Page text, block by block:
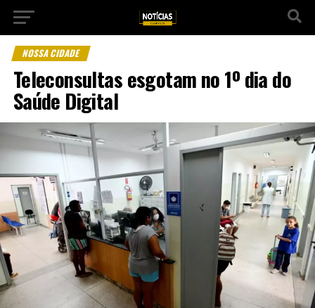
NOSSA CIDADE
Teleconsultas esgotam no 1º dia do
Saúde Digital